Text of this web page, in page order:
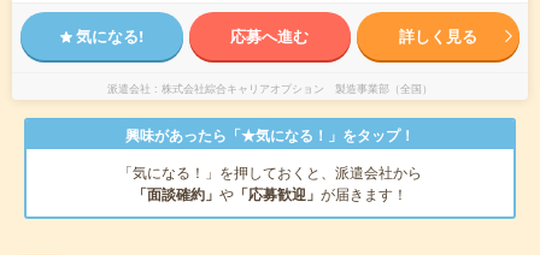
気になる! 応募へ進む 詳しく見る
派遣会社 株式会社綜合キャリアオプション 製造事業部（全国）
興味があったら「★気になる！」をタップ！
「気になる！」を押しておくと、派遣会社から
「面談確約」 や 「応募歓迎」 が届きます！